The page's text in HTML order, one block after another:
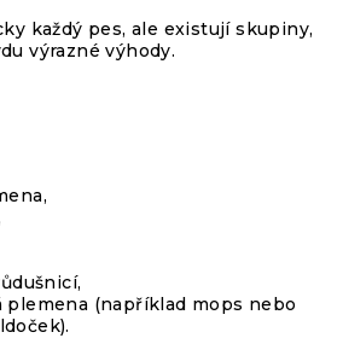
každý pes, ale existují skupiny,
výrazné výhody.
plemena (například mops nebo